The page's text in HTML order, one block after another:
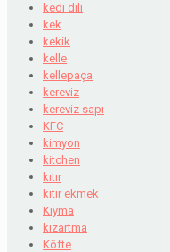
kedi dili
kek
kekik
kelle
kellepaça
kereviz
kereviz sapı
KFC
kimyon
kitchen
kıtır
kıtır ekmek
Kıyma
kızartma
Köfte